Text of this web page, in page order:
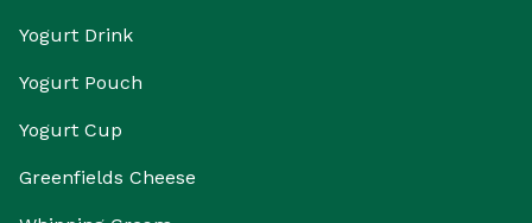
Yogurt Drink
Yogurt Pouch
Yogurt Cup
Greenfields Cheese